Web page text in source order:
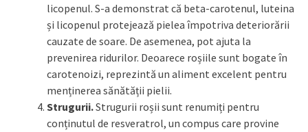
licopenul. S-a demonstrat că beta-carotenul, luteina
și licopenul protejează pielea împotriva deteriorării
cauzate de soare. De asemenea, pot ajuta la
prevenirea ridurilor. Deoarece roșiile sunt bogate în
carotenoizi, reprezintă un aliment excelent pentru
menținerea sănătății pielii.
Strugurii.Strugurii roșii sunt renumiți pentru
conținutul de resveratrol, un compus care provine